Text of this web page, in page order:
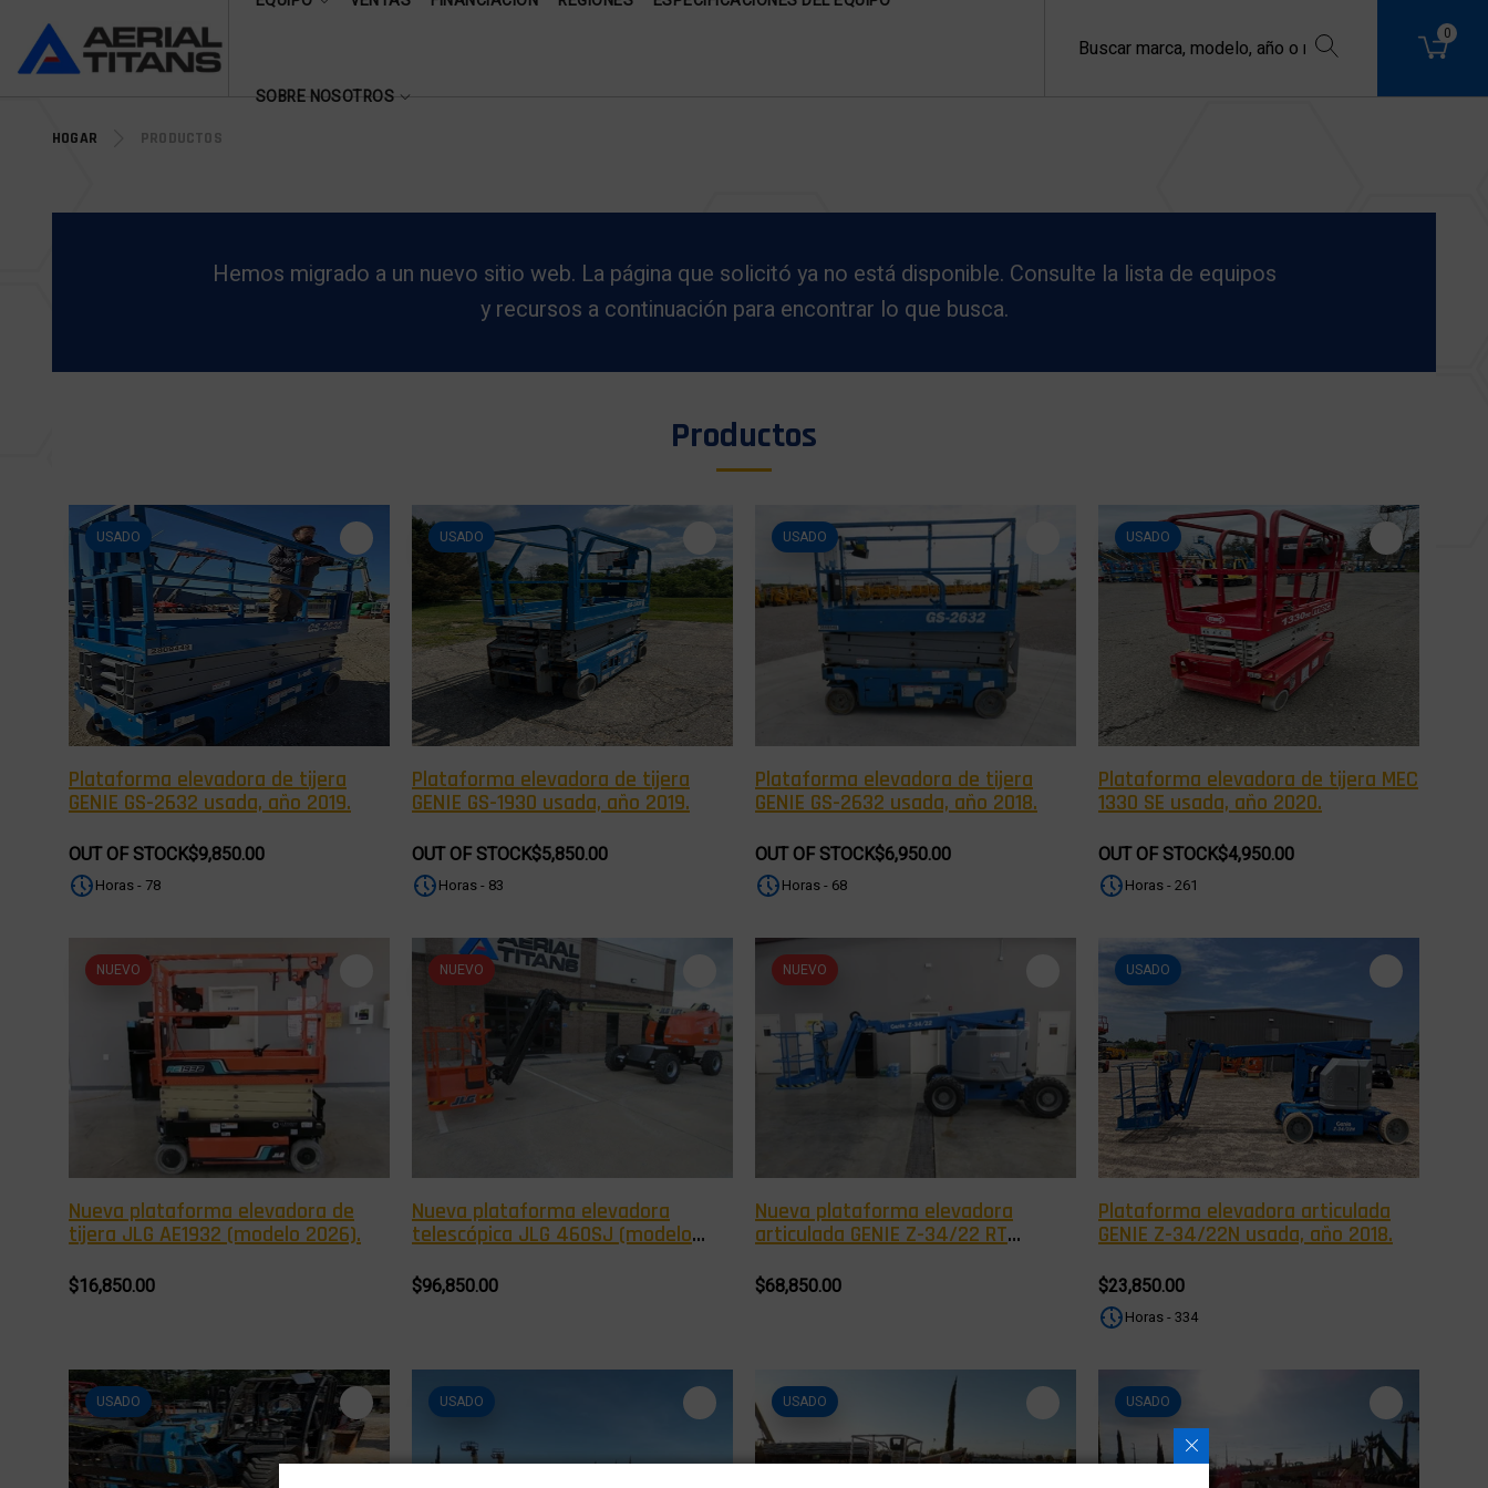
SOBRE NOSOTROS
0
HOGAR PRODUCTOS
Hemos migrado a un nuevo sitio web. La página que solicitó ya no está disponible. Consulte la lista de equipos
y recursos a continuación para encontrar lo que busca.
Productos
USADO
Plataforma elevadora de tijera
GENIE GS-2632 usada, año 2019.
OUT OF STOCK$9,850.00
Horas - 78
USADO
Plataforma elevadora de tijera
GENIE GS-1930 usada, año 2019.
OUT OF STOCK$5,850.00
Horas - 83
USADO
Plataforma elevadora de tijera
GENIE GS-2632 usada, año 2018.
OUT OF STOCK$6,950.00
Horas - 68
USADO
Plataforma elevadora de tijera MEC
1330 SE usada, año 2020.
OUT OF STOCK$4,950.00
Horas - 261
NUEVO
Nueva plataforma elevadora de
tijera JLG AE1932 (modelo 2026).
$16,850.00
NUEVO
Nueva plataforma elevadora
telescópica JLG 460SJ (modelo
$96,850.00
NUEVO
Nueva plataforma elevadora
articulada GENIE Z-34/22 RT
$68,850.00
USADO
Plataforma elevadora articulada
GENIE Z-34/22N usada, año 2018.
$23,850.00
Horas - 334
USADO USADO USADO USADO